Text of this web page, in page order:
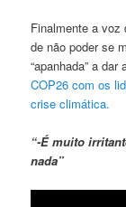
Finalmente a voz
de não poder se
“apanhada” a
COP26 com os
crise climática.
“-É muito
nada”